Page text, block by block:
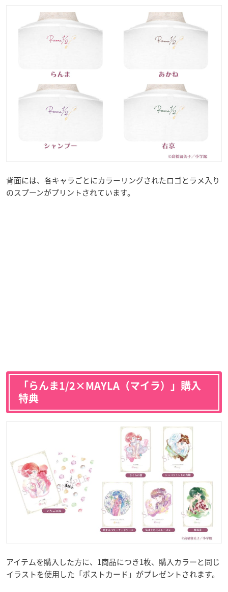
背面には、各キャラごとにカラーリングされたロゴとラメ入り
のスプーンがプリントされています。
「らんま1/2×MAYLA（マイラ）」購入
特典
アイテムを購入した方に、1商品につき1枚、購入カラーと同じ
イラストを使用した「ポストカード」がプレゼントされます。